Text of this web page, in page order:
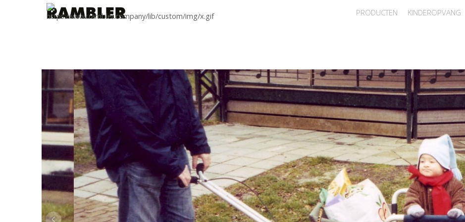
PRODUCTEN KINDEROPVANG